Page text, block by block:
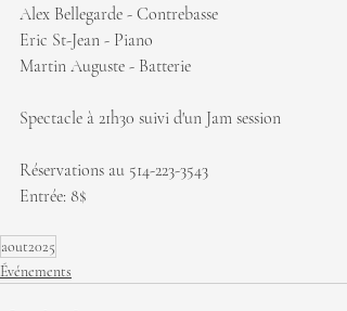
Alex Bellegarde - Contrebasse
Eric St-Jean - Piano
Martin Auguste - Batterie
Spectacle à 21h30 suivi d'un Jam session
Réservations au 514-223-3543
Entrée: 8$
aout2025
Événements